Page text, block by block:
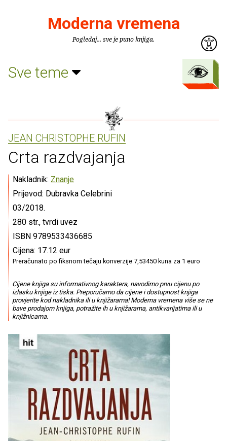
Moderna vremena
Pogledaj... sve je puno knjiga.
Sve teme
JEAN CHRISTOPHE RUFIN
Crta razdvajanja
Nakladnik: Znanje
Prijevod: Dubravka Celebrini
03/2018.
280 str., tvrdi uvez
ISBN 9789533436685
Cijena: 17.12 eur
Preračunato po fiksnom tečaju konverzije 7,53450 kuna za 1 euro
Cijene knjiga su informativnog karaktera, navodimo prvu cijenu po
izlasku knjige iz tiska. Preporučamo da cijene i dostupnost knjiga
provjerite kod nakladnika ili u knjižarama! Moderna vremena više se ne
bave prodajom knjiga, potražite ih u knjižarama, antikvarijatima ili u
knjižnicama.